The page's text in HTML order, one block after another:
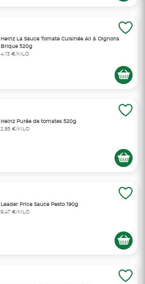
Heinz La Sauce Tomate Cuisinée Ail & Oignons
Brique 520g
4,13 €/KILO
Heinz Purée de tomates 520g
2,85 €/KILO
Leader Price Sauce Pesto 190g
9,47 €/KILO